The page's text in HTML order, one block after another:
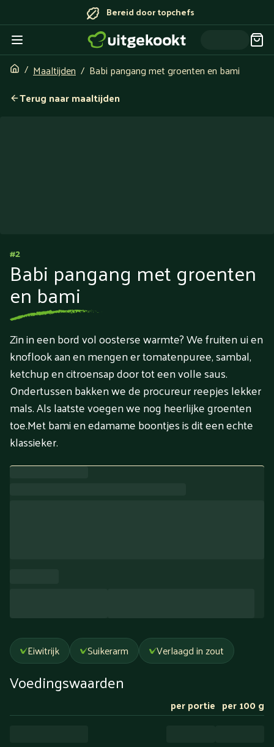
Bereid door topchefs
Maaltijden
Babi pangang met groenten en bami
Terug naar maaltijden
#2
Babi pangang met groenten
en bami
Zin in een bord vol oosterse warmte? We fruiten ui en
knoflook aan en mengen er tomatenpuree, sambal,
ketchup en citroensap door tot een volle saus.
Ondertussen bakken we de procureur reepjes lekker
mals. Als laatste voegen we nog heerlijke groenten
toe.Met bami en edamame boontjes is dit een echte
klassieker.
Eiwitrijk Suikerarm Verlaagd in zout
Voedingswaarden
per portie per 100 g